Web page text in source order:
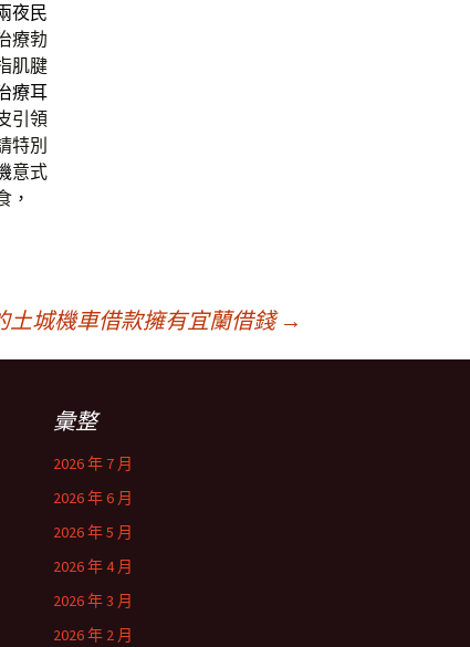
夜民
療勃
肌腱
療耳
引領
特別
意式
，
土城機車借款擁有宜蘭借錢→
彙整
2026 年 7 月
2026 年 6 月
2026 年 5 月
2026 年 4 月
2026 年 3 月
2026 年 2 月